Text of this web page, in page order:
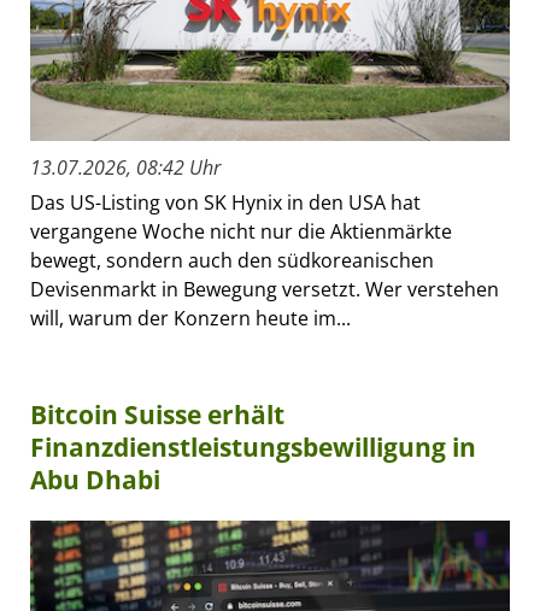
13.07.2026, 08:42 Uhr
Das US-Listing von SK Hynix in den USA hat
vergangene Woche nicht nur die Aktienmärkte
bewegt, sondern auch den südkoreanischen
Devisenmarkt in Bewegung versetzt. Wer verstehen
will, warum der Konzern heute im...
Bitcoin Suisse erhält
Finanzdienstleistungsbewilligung in
Abu Dhabi